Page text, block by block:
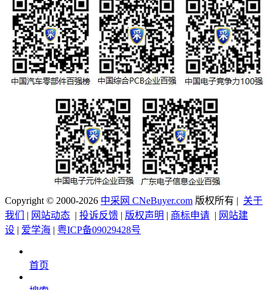
Copyright © 2000-2026 中采网 CNeBuyer.com 版权所有 | 关于
我们
| 网站动态 | 投诉反馈 | 版权声明 | 商标申请 | 网站建
设 | 爱学海 | 粤ICP备09029428号
首页